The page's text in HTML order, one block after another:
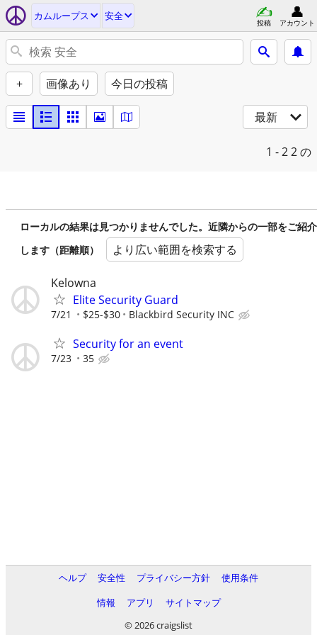
カムループス 安全
投稿 アカウント
+ 画像あり 今日の投稿
最新
1 - 22 の
ローカルの結果は見つかりませんでした。近隣からの一部をご紹介
します（距離順）
より広い範囲を検索する
Kelowna
Elite Security Guard
7/21 $25-$30 Blackbird Security INC
Security for an event
7/23 35
ヘルプ 安全性 プライバシー方針
使用条件
情報
アプリ
サイトマップ
© 2026 craigslist